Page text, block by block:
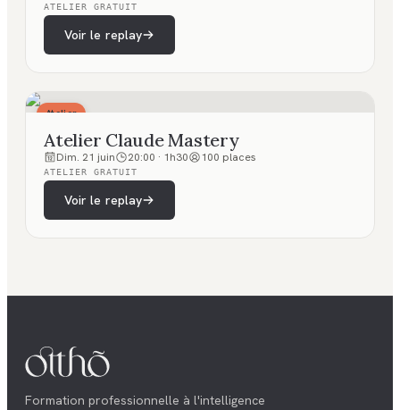
ATELIER GRATUIT
Voir le replay
Atelier
Atelier Claude Mastery
Dim. 21 juin 20:00 · 1h30 100 places
ATELIER GRATUIT
Voir le replay
Formation professionnelle à l'intelligence